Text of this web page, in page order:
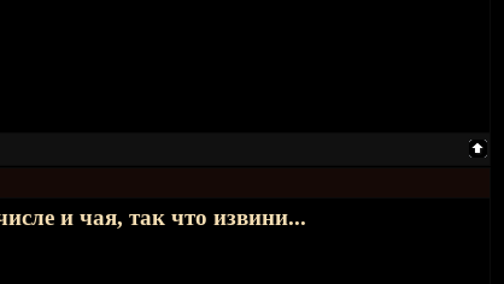
и чая, так что извини...